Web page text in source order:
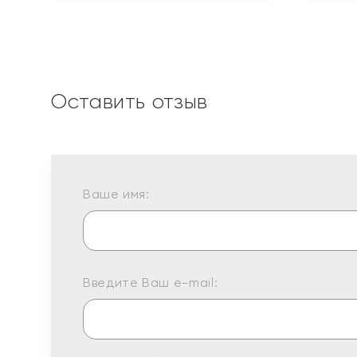
Оставить отзыв
Ваше имя:
Введите Ваш e-mail: